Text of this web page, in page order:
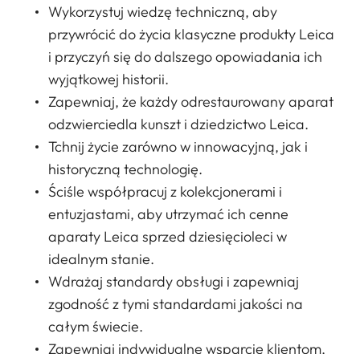
Wykorzystuj wiedzę techniczną, aby
przywrócić do życia klasyczne produkty Leica
i przyczyń się do dalszego opowiadania ich
wyjątkowej historii.
Zapewniaj, że każdy odrestaurowany aparat
odzwierciedla kunszt i dziedzictwo Leica.
Tchnij życie zarówno w innowacyjną, jak i
historyczną technologię.
Ściśle współpracuj z kolekcjonerami i
entuzjastami, aby utrzymać ich cenne
aparaty Leica sprzed dziesięcioleci w
idealnym stanie.
Wdrażaj standardy obsługi i zapewniaj
zgodność z tymi standardami jakości na
całym świecie.
Zapewniaj indywidualne wsparcie klientom,